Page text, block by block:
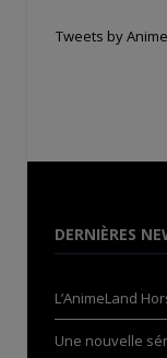
Tweets by
DERNIÈRES
L’AnimeLand
Une nouvelle